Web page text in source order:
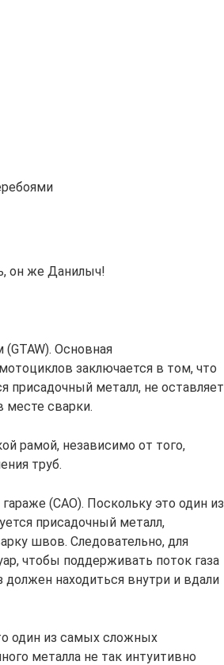
он же Данилыч!
Основная
заключается в том, что
присадочный металл, не оставляет
месте сварки.
рамой, независимо от того,
труб.
(САО). Поскольку это один из
присадочный металл,
швов. Следовательно, для
чтобы поддерживать поток газа
должен находиться внутри и вдали
один из самых сложных
металла не так интуитивно